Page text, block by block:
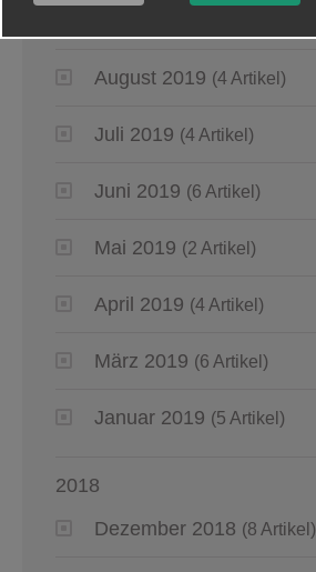
August 2019 (4 Artikel)
Juli 2019 (4 Artikel)
Juni 2019 (6 Artikel)
Mai 2019 (2 Artikel)
April 2019 (4 Artikel)
März 2019 (6 Artikel)
Januar 2019 (5 Artikel)
2018
Dezember 2018 (8 Artikel)